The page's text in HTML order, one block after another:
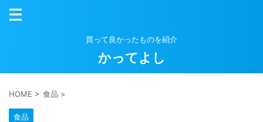
買って良かったものを紹介
かってよし
HOME > 食品 >
食品